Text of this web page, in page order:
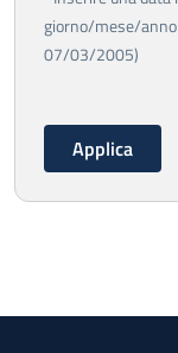
giorno/mese/
07/03/2005)